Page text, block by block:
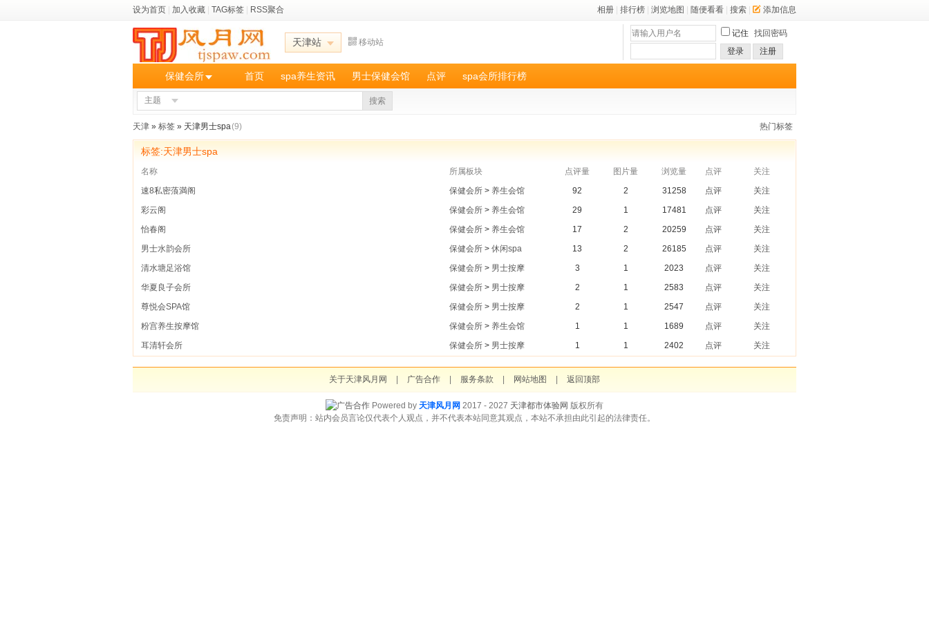
设为首页 加入收藏 TAG标签 RSS聚合 相册 排行榜 浏览地图 随便看看 搜索 添加信息
天津站 移动站
记住 找回密码
登录
注册
保健会所 首页 spa养生资讯 男士保健会馆 点评 spa会所排行榜
主题 搜索
热门标签
天津 » 标签 » 天津男士spa(9)
标签:天津男士spa
名称 所属板块 点评量 图片量 浏览量 点评
关注
速8私密蒗満阁
保健会所 > 养生会馆 92 2 31258 点评
关注
彩云阁
保健会所 > 养生会馆 29 1 17481 点评
关注
怡春阁
保健会所 > 养生会馆 17 2 20259 点评
关注
男士水韵会所
保健会所 > 休闲spa 13 2 26185 点评
关注
清水塘足浴馆
保健会所 > 男士按摩 3 1 2023 点评
关注
华夏良子会所
保健会所 > 男士按摩 2 1 2583 点评
关注
尊悦会SPA馆
保健会所 > 男士按摩 2 1 2547 点评
关注
粉宫养生按摩馆
保健会所 > 养生会馆 1 1 1689 点评
关注
耳清轩会所
保健会所 > 男士按摩 1 1 2402 点评 关注
关于天津风月网 广告合作 服务条款 网站地图 返回顶部
Powered by 天津风月网 2017 - 2027 天津都市体验网 版权所有
免责声明：站内会员言论仅代表个人观点，并不代表本站同意其观点，本站不承担由此引起的法律责任。